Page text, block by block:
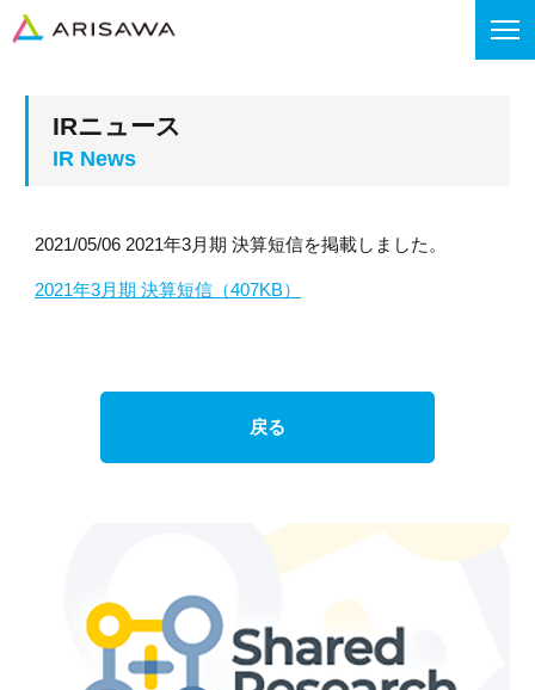
IRニュース
2021/05/06 2021年3月期 決算短信を掲載しました。
2021年3月期 決算短信（407KB）
戻る